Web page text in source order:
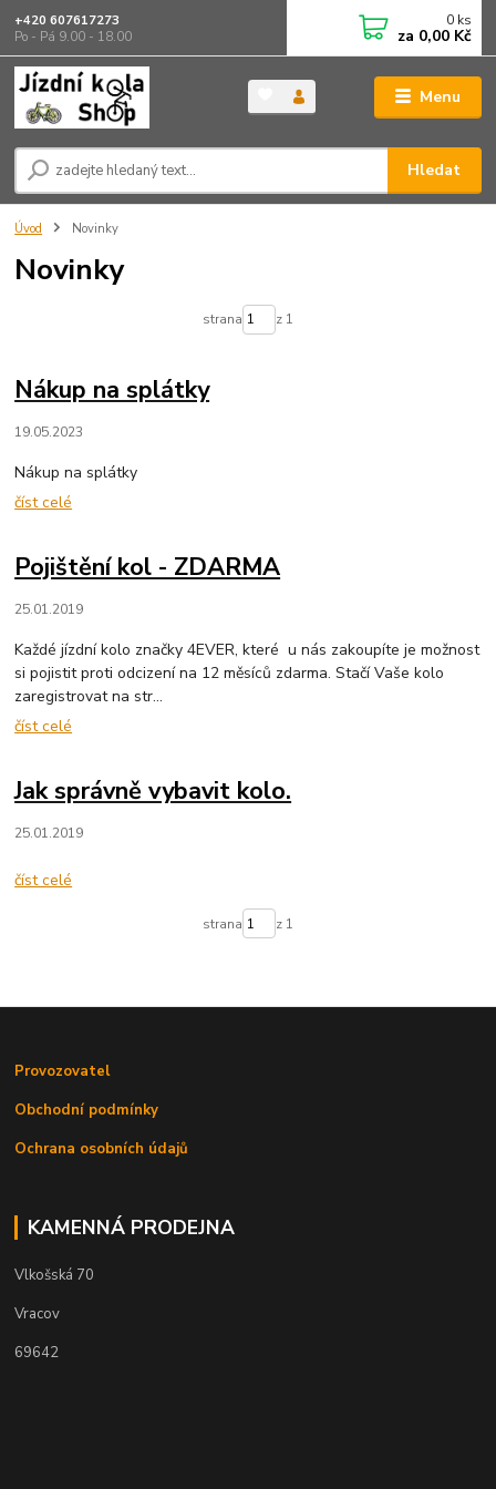
Menu
Hledat
+420 607617273
Po - Pá 9.00 - 18.00
0 ks
za 0,00 Kč
Úvod Novinky
Novinky
strana z 1
Nákup na splátky
19.05.2023
Nákup na splátky
číst celé
Pojištění kol - ZDARMA
25.01.2019
Každé jízdní kolo značky 4EVER, které u nás zakoupíte je možnost
si pojistit proti odcizení na 12 měsíců zdarma. Stačí Vaše kolo
zaregistrovat na str...
číst celé
Jak správně vybavit kolo.
25.01.2019
číst celé
strana z 1
Provozovatel
Obchodní podmínky
Ochrana osobních údajů
KAMENNÁ PRODEJNA
Vlkošská 70
Vracov
69642